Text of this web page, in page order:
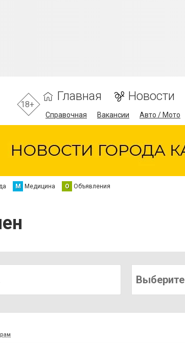
18+
Главная Новости
Справочная Вакансии Авто / Мото
М Медицина О Объявления
Выберите